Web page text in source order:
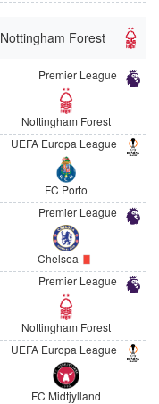
Nottingham Forest
Premier League
Nottingham Forest
UEFA Europa League
FC Porto
Premier League
Chelsea
Premier League
Nottingham Forest
UEFA Europa League
FC Midtjylland